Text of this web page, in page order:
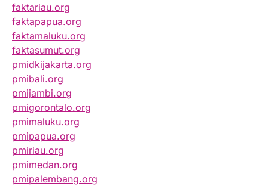
faktariau.org
faktapapua.org
faktamaluku.org
faktasumut.org
pmidkijakarta.org
pmibali.org
pmijambi.org
pmigorontalo.org
pmimaluku.org
pmipapua.org
pmiriau.org
pmimedan.org
pmipalembang.org